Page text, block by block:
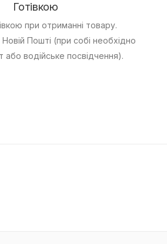
Готівкою
при отриманні товару.
Пошті (при собі необхідно
або водійське посвідчення).